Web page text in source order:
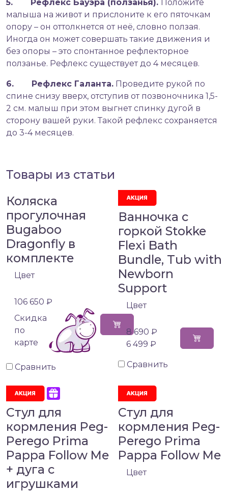
5. Рефлекс Бауэра (ползанья).
Положите
малыша на живот и прислоните к его пяточкам
опору – он оттолкнется от неё, словно ползая.
Иногда он может совершать такие движения и
без опоры – это спонтанное рефлекторное
ползанье. Рефлекс существует до 4 месяцев.
6. Рефлекс Галанта. Проведите рукой по
спине снизу вверх, отступив от позвоночника 1,5-
2 см. малыш при этом выгнет спинку дугой в
сторону вашей руки. Такой рефлекс сохраняется
до 3-4 месяцев.
Товары из статьи
Коляска
прогулочная
Bugaboo
Dragonfly в
комплекте
Цвет
106 650 ₽
Cкидка
по
карте
Сравнить
Ванночка с
горкой Stokke
Flexi Bath
Bundle, Tub with
Newborn
Support
Цвет
8 690 ₽
6 499 ₽
Сравнить
Стул для
кормления Peg-
Perego Prima
Pappa Follow Me
+ дуга с
игрушками
Стул для
кормления Peg-
Perego Prima
Pappa Follow Me
Цвет